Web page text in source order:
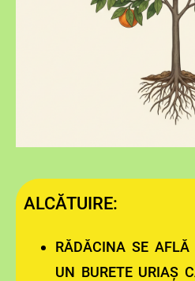
ALCĂTUIRE:
RĂDĂCINA SE
UN BURETE URIAȘ